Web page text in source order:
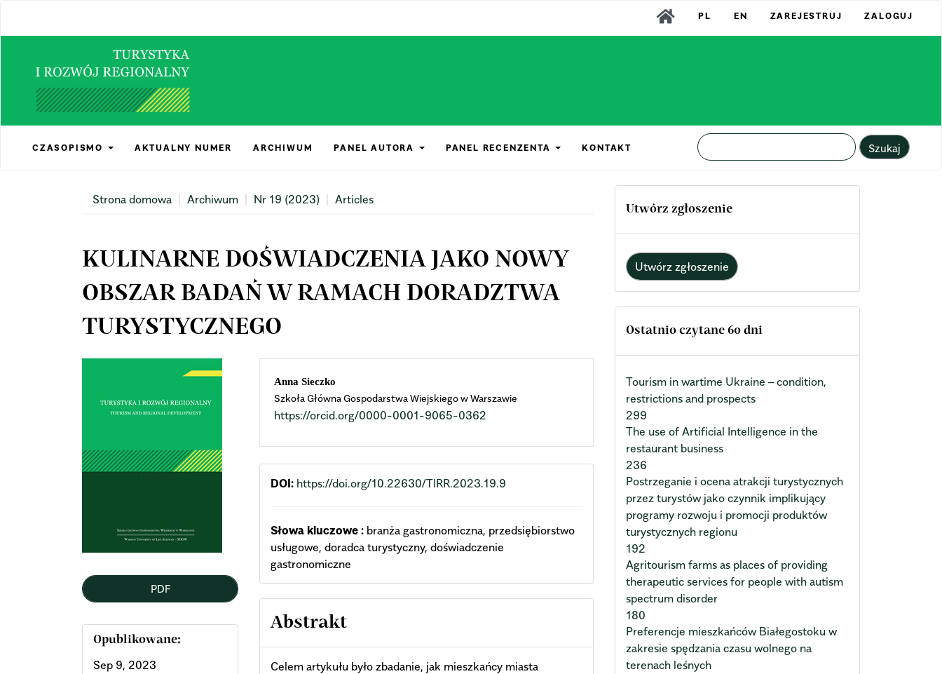
Sidebar
PL EN ZAREJESTRUJ ZALOGUJ
CZASOPISMO AKTUALNY NUMER ARCHIWUM PANEL AUTORA PANEL RECENZENTA KONTAKT Szukaj
Strona domowa Archiwum Nr 19 (2023) Articles
KULINARNE DOŚWIADCZENIA JAKO NOWY
OBSZAR BADAŃ W RAMACH DORADZTWA
TURYSTYCZNEGO
Sidebar
PDF
Opublikowane:
Sep 9, 2023
Main
Article
Content
Anna Sieczko
Szkoła Główna Gospodarstwa Wiejskiego w Warszawie
https://orcid.org/0000-0001-9065-0362
DOI: https://doi.org/10.22630/TIRR.2023.19.9
Słowa kluczowe : branża gastronomiczna, przedsiębiorstwo
usługowe, doradca turystyczny, doświadczenie
gastronomiczne
Abstrakt
Celem artykułu było zbadanie, jak mieszkańcy miasta
Utwórz zgłoszenie
Utwórz zgłoszenie
Ostatnio czytane 60 dni
Tourism in wartime Ukraine – condition,
restrictions and prospects
299
The use of Artificial Intelligence in the
restaurant business
236
Postrzeganie i ocena atrakcji turystycznych
przez turystów jako czynnik implikujący
programy rozwoju i promocji produktów
turystycznych regionu
192
Agritourism farms as places of providing
therapeutic services for people with autism
spectrum disorder
180
Preferencje mieszkańców Białegostoku w
zakresie spędzania czasu wolnego na
terenach leśnych